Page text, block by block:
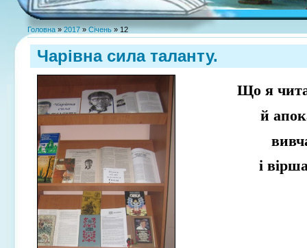
Головна»2017 » Січень » 12
Чарівна сила таланту.
Що я
й
і